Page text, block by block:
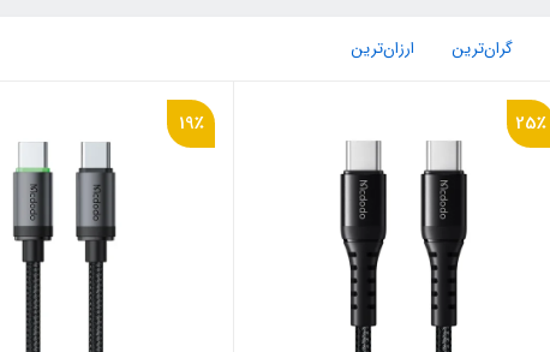
گران‌ترین ارزان‌ترین
25٪ 19٪